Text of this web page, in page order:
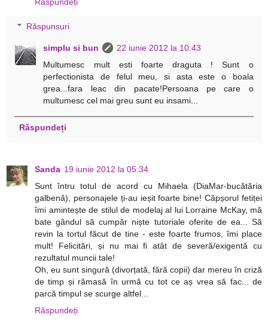
Răspunsuri
simplu si bun
22 iunie 2012 la 10:43
Multumesc mult esti foarte draguta ! Sunt o
perfectionista de felul meu, si asta este o boala
grea...fara leac din pacate!Persoana pe care o
multumesc cel mai greu sunt eu insami...
Răspundeți
Sanda 19 iunie 2012 la 05:34
Sunt întru totul de acord cu Mihaela (DiaMar-bucătăria
galbenă), personajele ți-au ieșit foarte bine! Căpșorul fetiței
îmi amintește de stilul de modelaj al lui Lorraine McKay, mă
bate gândul să cumpăr niște tutoriale oferite de ea... Să
revin la tortul făcut de tine - este foarte frumos, îmi place
mult! Felicitări, și nu mai fi atât de severă/exigentă cu
rezultatul muncii tale!
Oh, eu sunt singură (divorțată, fără copii) dar mereu în criză
de timp și rămasă în urmă cu tot ce aș vrea să fac... de
parcă timpul se scurge altfel...
Răspundeți